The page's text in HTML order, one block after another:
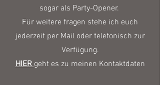
sogar als Party-Opener.
Für weitere fragen stehe ich euch
jederzeit per Mail oder telefonisch zur
Verfügung.
HIERgeht es zu meinen Kontaktdaten